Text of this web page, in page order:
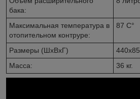
бака:
Максимальная температура в
отопительном контруре:
87 C°
Размеры (ШхВхГ)
Масса:
36 кг.